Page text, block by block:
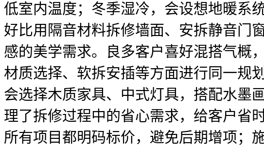
低室内温度；冬季湿冷，会设想地暖系
好比用隔音材料拆修墙面、安拆静音门
感的美学需求。良多客户喜好混搭气概
材质选择、软拆安插等方面进行同一规
会选择木质家具、中式灯具，搭配水墨
理了拆修过程中的省心需求，给客户省
所有项目都明码标价，避免后期增项；